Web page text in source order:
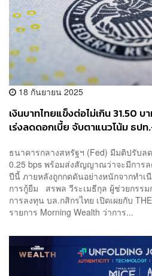
18 กันยายน 2025
เงินบาทไทยแข็งต่อไม่เกิน 31.50 บ
เร่งลดดอกเบี้ย จับตาแนวโน้ม ธป
ธนาคารกลางสหรัฐฯ (Fed) มีมติปรับล
0.25 bps พร้อมส่งสัญญาณว่าจะมีการล
ปีนี้ ภายหลังถูกกดดันอย่างหนักจากทำเ
การกู้ยืม สรพล วีระเมธีกุล ผู้ช่วยกรร
การลงทุน บล.กสิกรไทย เปิดเผยกับ
รายการ Morning Wealth ว่าการ...